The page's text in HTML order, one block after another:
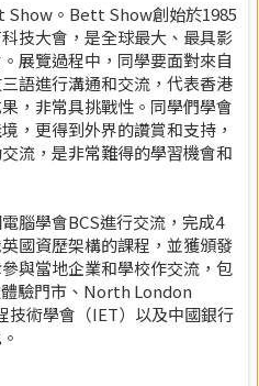
Show。Bett Show創始於1985
技大會，是全球最大、最具影
展覽過程中，同學要面對來自
語進行溝通和交流，代表香港
，非常具挑戰性。同學們學會
，更得到外界的讚賞和支持，
流，是非常難得的學習機會和
腦學會BCS進行交流，完成4
國資歷架構的課程，並獲頒發
與當地企業和學校作交流，包
驗門市、North London
術學會（IET）以及中國銀行